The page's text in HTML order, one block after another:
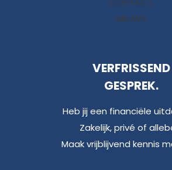
NIEUWS
VERFRISSEND
GESPREK.
Heb jij een financiële
Zakelijk, privé of
Maak vrijblijvend kennis